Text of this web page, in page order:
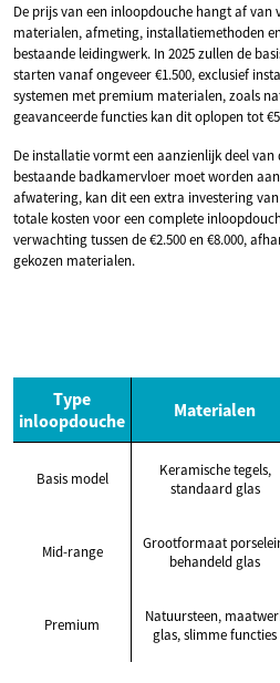
De prijs van een inloopdouche hangt af
materialen, afmeting, installatiemethoden
bestaande leidingwerk. In 2025 zullen de
starten vanaf ongeveer €1.500, exclusief
systemen met premium materialen, zoals
geavanceerde functies kan dit oplopen tot
De installatie vormt een aanzienlijk deel van
bestaande badkamervloer moet worden
afwatering, kan dit een extra investering van
totale kosten voor een complete
verwachting tussen de €2.500 en €8.000,
gekozen materialen.
Type
inloopdouche
Materialen
Basis model
Keramische tegels,
standaard glas
Mid-range
Grootformaat
behandeld glas
Premium
Natuursteen,
glas, slimme functies